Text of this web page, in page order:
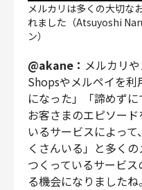
メルカリは多くの大切な
れました（Atsuyoshi
ン）
@akane： メルカリ
Shopsやメルペイを
になった」「諦めずに
お客さまのエピソー
いるサービスによっ
くさんいる」と多く
つくっているサービ
る機会になりましたね。